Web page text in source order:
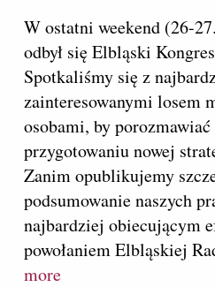
W ostatni weekend (26-
odbył się Elbląski
Spotkaliśmy się z
zainteresowanymi losem
osobami, by
przygotowaniu nowej
Zanim opublikujemy
podsumowanie naszych
najbardziej obiecującym
powołaniem Elbląskiej
more